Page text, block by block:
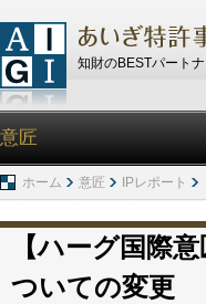
知財のBESTパート
意匠
ホーム 意匠 IPレポート
【ハーグ国際
ついての変更